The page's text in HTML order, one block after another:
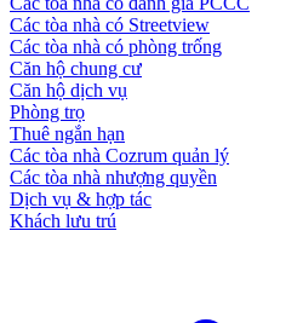
Các tòa nhà có Streetview
Các tòa nhà có phòng trống
Căn hộ chung cư
Căn hộ dịch vụ
Phòng trọ
Thuê ngắn hạn
Các tòa nhà Cozrum quản lý
Các tòa nhà nhượng quyền
Dịch vụ & hợp tác
Khách lưu trú